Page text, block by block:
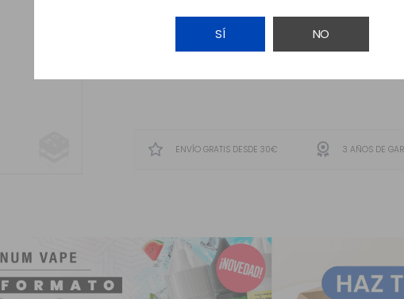
SÍ NO
ENVÍO GRATIS DESDE 30€ 3 AÑOS DE